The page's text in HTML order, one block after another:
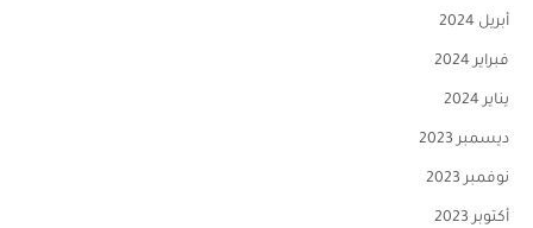
أبريل 2024
فبراير 2024
يناير 2024
ديسمبر 2023
نوفمبر 2023
أكتوبر 2023